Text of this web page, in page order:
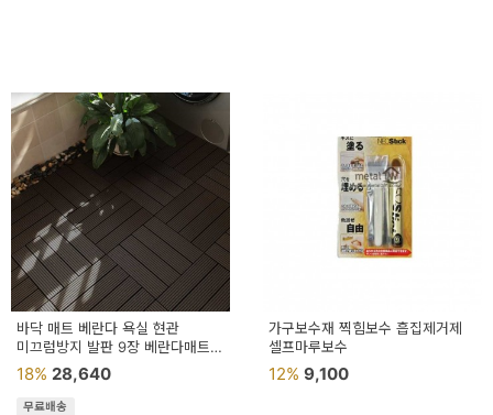
바닥 매트 베란다 욕실 현관
미끄럼방지 발판 9장 베란다매트
옥상바닥재
18% 28,640
무료배송
가구보수재 찍힘보수 흡집제거제
셀프마루보수
12% 9,100